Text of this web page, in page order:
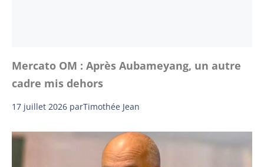
Mercato OM : Après Aubameyang, un autre
cadre mis dehors
17 juillet 2026 parTimothée Jean